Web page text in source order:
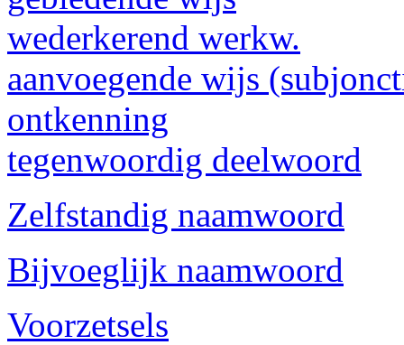
wederkerend werkw.
aanvoegende wijs
ontkenning
tegenwoordig deelwoord
Zelfstandig naamwoord
Bijvoeglijk naamwoord
Voorzetsels